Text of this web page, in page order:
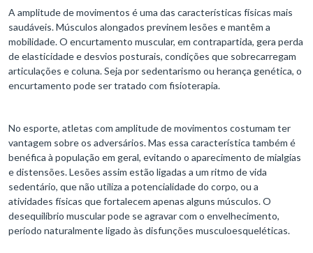
A amplitude de movimentos é uma das características físicas mais
saudáveis. Músculos alongados previnem lesões e mantêm a
mobilidade. O encurtamento muscular, em contrapartida, gera perda
de elasticidade e desvios posturais, condições que sobrecarregam
articulações e coluna. Seja por sedentarismo ou herança genética, o
encurtamento pode ser tratado com fisioterapia.
No esporte, atletas com amplitude de movimentos costumam ter
vantagem sobre os adversários. Mas essa característica também é
benéfica à população em geral, evitando o aparecimento de mialgias
e distensões. Lesões assim estão ligadas a um ritmo de vida
sedentário, que não utiliza a potencialidade do corpo, ou a
atividades físicas que fortalecem apenas alguns músculos. O
desequilíbrio muscular pode se agravar com o envelhecimento,
período naturalmente ligado às disfunções musculoesqueléticas.